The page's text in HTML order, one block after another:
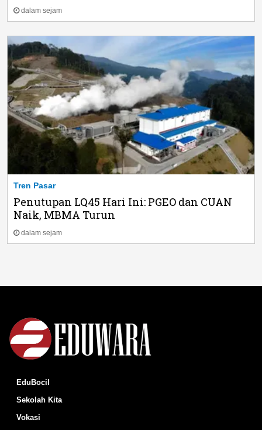
dalam sejam
Tren Pasar
Penutupan LQ45 Hari Ini: PGEO dan CUAN
Naik, MBMA Turun
dalam sejam
EduBocil
Sekolah Kita
Vokasi